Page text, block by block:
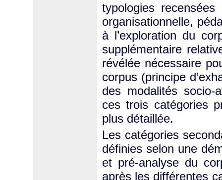
typologies
organisationnelle,
à l’exploration du
supplémentaire
révélée nécessaire
corpus (principe
des modalités socio-
ces trois catégories
plus détaillée.
Les catégories
définies selon une
et pré-analyse du
après les différentes